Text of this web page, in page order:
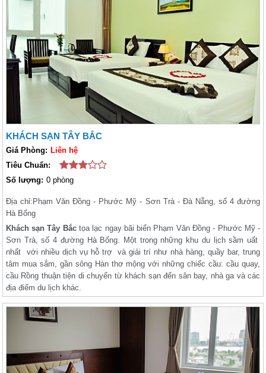
KHÁCH SẠN TÂY BẮC
Giá Phòng: Liên hệ
Tiêu Chuẩn:
Số lượng: 0 phòng
Địa chỉ: Phạm Văn Đồng - Phước Mỹ - Sơn Trà - Đà Nẵng, số 4 đường
Hà Bổng
Khách sạn Tây Bắctọa lạc ngay bãi biển Phạm Văn Đồng - Phước Mỹ -
Sơn Trà, số 4 đường Hà Bổng. Một trong những khu du lịch sầm uất
nhất với nhiều dịch vụ hỗ trợ và giải trí như nhà hàng, quầy bar, trung
tâm mua sắm, gần sông Hàn thơ mộng với những chiếc cầu: cầu quay,
cầu Rồng thuận tiện di chuyển từ khách sạn đến sân bay, nhà ga và các
địa điểm du lịch khác.